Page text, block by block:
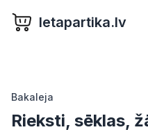
letapartika.lv
Bakaleja
Rieksti, sēklas,